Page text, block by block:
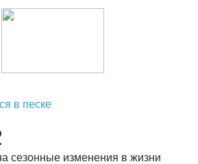
в песке
сезонные изменения в жизни